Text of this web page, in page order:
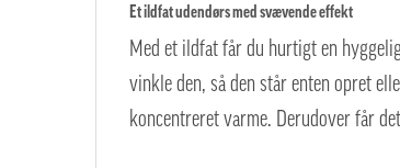
Et ildfat udendørs med svævende effekt
Med et ildfat får du hurtigt en
vinkle den, så den står enten opret
koncentreret varme. Derudover får